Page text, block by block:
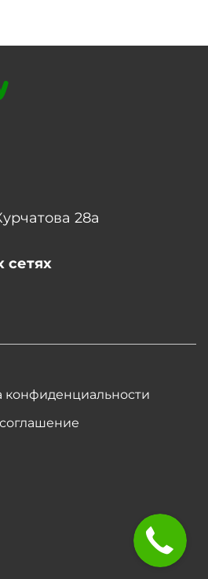
конфиденциальности
28а
сетях